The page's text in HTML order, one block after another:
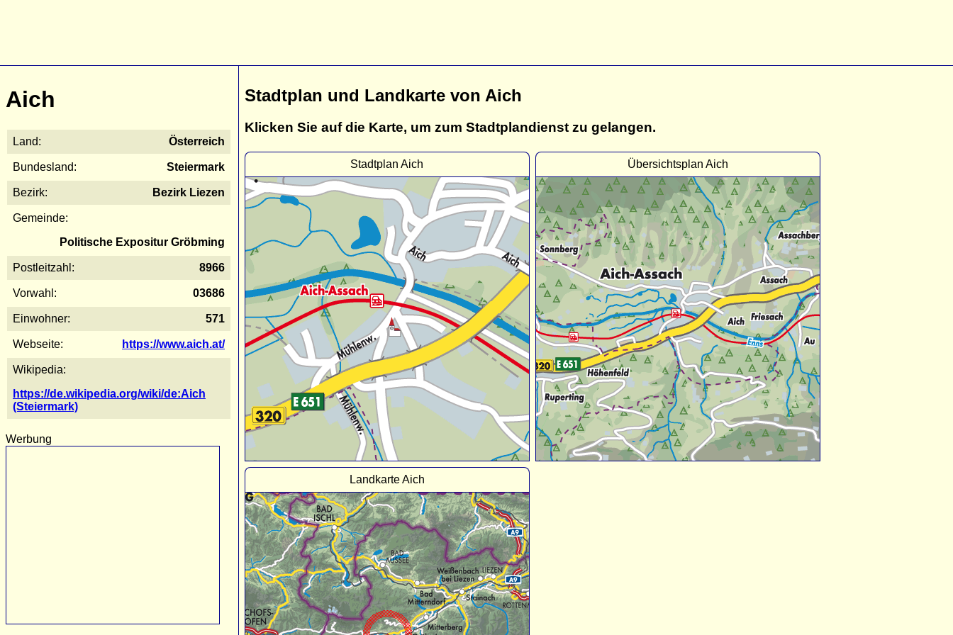
Aich
Land: Österreich
Bundesland: Steiermark
Bezirk: Bezirk Liezen
Gemeinde:
Politische Expositur Gröbming
Postleitzahl: 8966
Vorwahl: 03686
Einwohner: 571
Webseite: https://www.aich.at/
Wikipedia:
https://de.wikipedia.org/wiki/de:Aich
(Steiermark)
Werbung
Stadtplan und Landkarte von Aich
Klicken Sie auf die Karte, um zum Stadtplandienst zu gelangen.
Stadtplan Aich Übersichtsplan Aich
Landkarte Aich